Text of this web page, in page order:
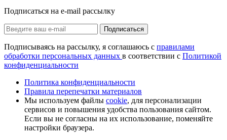
Подписаться на e-mail рассылку
Подписаться
Подписываясь на рассылку, я соглашаюсь с правилами
обработки персональных данных в соответствии с Политикой
конфиденциальности
Политика конфиденциальности
Правила перепечатки материалов
Мы используем файлы cookie, для персонализации
сервисов и повышения удобства пользования сайтом.
Если вы не согласны на их использование, поменяйте
настройки браузера.